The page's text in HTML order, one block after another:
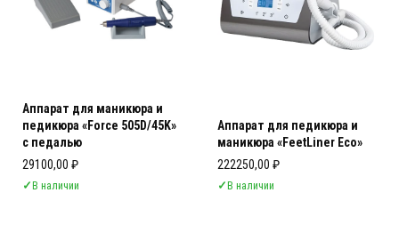
Аппарат для маникюра и
педикюра «Force 505D/45K»
с педалью
29100,00 ₽
✓В наличии
Аппарат для педикюра и
маникюра «FeetLiner Eco»
222250,00 ₽
✓В наличии